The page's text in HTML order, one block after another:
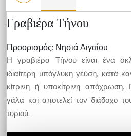
Γραβιέρα Τήνου
Προορισμός: Νησιά Αιγαίου
Η γραβιέρα Τήνου είναι ένα
ιδιαίτερη υπόγλυκη γεύση, κατά
κίτρινη ή υποκίτρινη
γάλα και αποτελεί τον διάδοχο
τυριού.